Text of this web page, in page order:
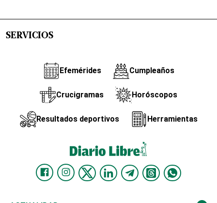
SERVICIOS
Efemérides Cumpleaños
Crucigramas Horóscopos
Resultados deportivos Herramientas